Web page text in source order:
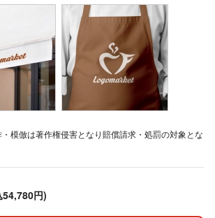
模倣は著作権侵害となり賠償請求・処罰の対象とな
54,780円)